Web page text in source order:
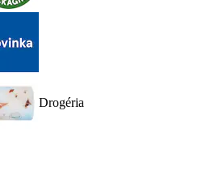
Drogéria